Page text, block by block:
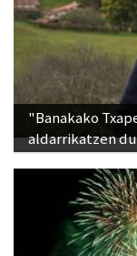
"Banakako
aldarrikatzen